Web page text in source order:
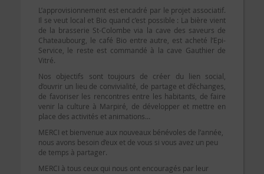
L’approvisionnement est encadré par le projet associatif.
Il se veut local et Bio quand c’est possible : La bière vient
de la brasserie St-Colombe via la cave des saveurs de
Chateaubourg, le café Bio entre autre, est acheté l’Epi-
Service, le reste est commandé à la cave Gauthier de
Vitré.
Nos objectifs sont toujours de créer du lien social,
d’ouvrir un lieu de convivialité, de partage et d’échanges,
de favoriser les rencontres entre les habitants, de faire
venir la culture à Marpiré, de développer et mettre en
place des activités et animations…
MERCI et bienvenue aux nouveaux bénévoles de l’année,
nous avons besoin d’eux et de vous si vous avez un peu
de temps à partager.
MERCI à tous ceux qui nous ont encouragés par leur